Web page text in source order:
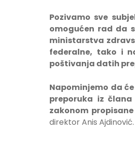
Pozivamo sve
omogućen rad da
ministarstva
federalne, tako i
poštivanja datih
Napominjemo da
preporuka iz
zakonom
direktor Anis Ajdinović.